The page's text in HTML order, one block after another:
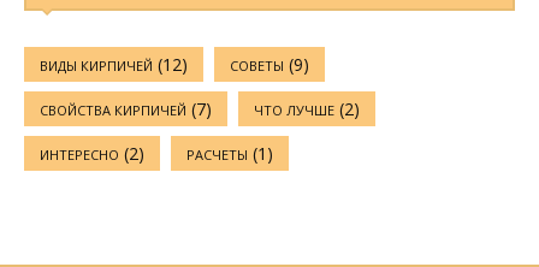
ВИДЫ КИРПИЧЕЙ (12) СОВЕТЫ (9)
СВОЙСТВА КИРПИЧЕЙ (7) ЧТО ЛУЧШЕ (2)
ИНТЕРЕСНО (2) РАСЧЕТЫ (1)